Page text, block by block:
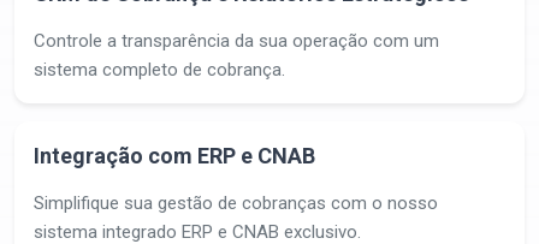
Controle a transparência da sua operação com um
sistema completo de cobrança.
Integração com ERP e CNAB
Simplifique sua gestão de cobranças com o nosso
sistema integrado ERP e CNAB exclusivo.